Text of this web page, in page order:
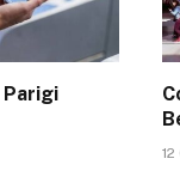
Parigi